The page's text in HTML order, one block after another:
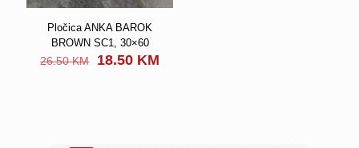
Pločica ANKA BAROK
BROWN SC1, 30×60
26.50KM
Original
18.50 KM